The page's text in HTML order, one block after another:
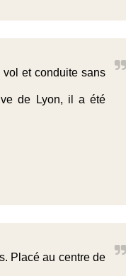
et conduite sans
de Lyon, il a été
Placé au centre de